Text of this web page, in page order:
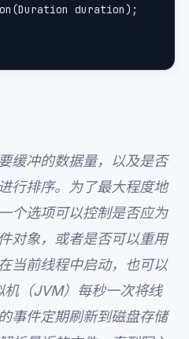
duration);
缓冲的数据量，以及是否
行排序。为了最大程度地
个选项可以控制是否应为
对象，或者是否可以重用
当前线程中启动，也可以
（JVM）每秒一次将线
事件定期刷新到磁盘存储